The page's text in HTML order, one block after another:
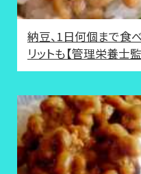
納豆、1日何個まで食
リットも【管理栄養士監